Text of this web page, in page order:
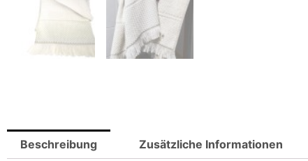
Beschreibung Zusätzliche Informationen